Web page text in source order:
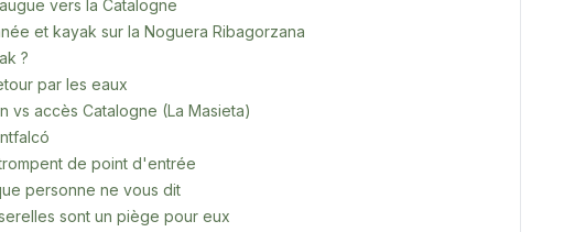
vers la Catalogne
et kayak sur la Noguera Ribagorzana
?
par les eaux
vs accès Catalogne (La Masieta)
de point d'entrée
personne ne vous dit
sont un piège pour eux